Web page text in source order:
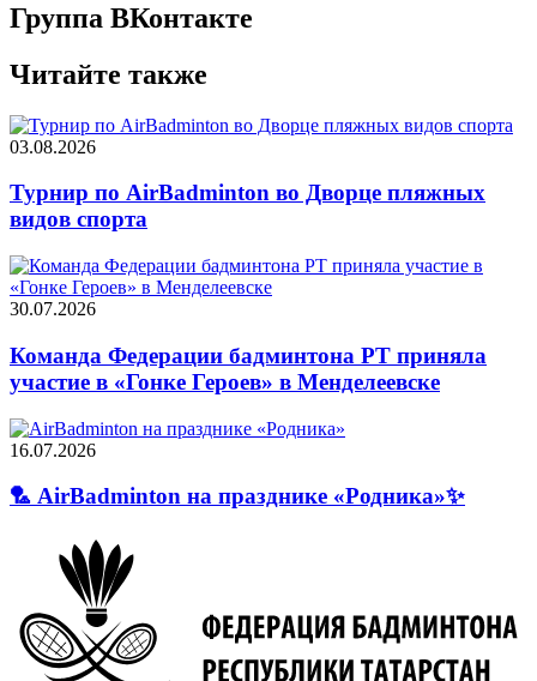
Группа ВКонтакте
Читайте также
03.08.2026
Турнир по AirBadminton во Дворце пляжных
видов спорта
30.07.2026
Команда Федерации бадминтона РТ приняла
участие в «Гонке Героев» в Менделеевске
16.07.2026
🏸 AirBadminton на празднике «Родника»✨